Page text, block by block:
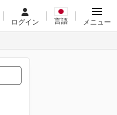
ログイン 言語 メニュー